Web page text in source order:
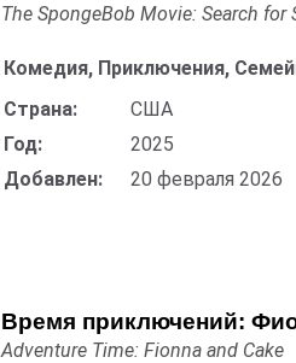
The SpongeBob Movie: Search for
Комедия, Приключения,
Страна:
США
Год:
2025
Добавлен:
20 февраля 2026
Время приключений:
Adventure Time: Fionna and Cake